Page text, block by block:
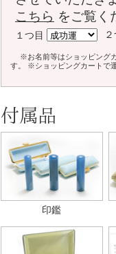
こちら をご覧く
１つ目
※お名前等はショッピング
す。 ※ショッピングカートで
付属品
印鑑